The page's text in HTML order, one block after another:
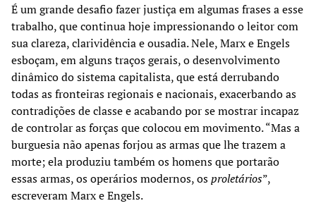
É um grande desafio fazer justiça em algumas frases a esse
trabalho, que continua hoje impressionando o leitor com
sua clareza, clarividência e ousadia. Nele, Marx e Engels
esboçam, em alguns traços gerais, o desenvolvimento
dinâmico do sistema capitalista, que está derrubando
todas as fronteiras regionais e nacionais, exacerbando as
contradições de classe e acabando por se mostrar incapaz
de controlar as forças que colocou em movimento. “Mas a
burguesia não apenas forjou as armas que lhe trazem a
morte; ela produziu também os homens que portarão
essas armas, os operários modernos, osproletários”,
escreveram Marx e Engels.